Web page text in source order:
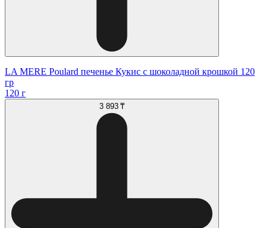
LA MERE Poulard печенье Кукис с шоколадной крошкой 120
гр
120 г
3 893 ₸